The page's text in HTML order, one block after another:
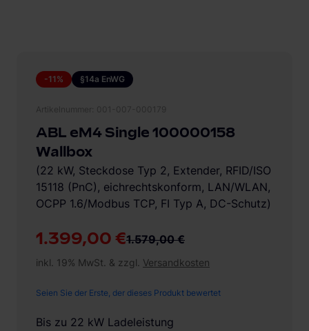
-11% §14a EnWG
1.399,00 €1.579,00 €
inkl. 19% MwSt. & zzgl. Versandkosten
Seien Sie der Erste, der dieses Produkt bewertet
Bis zu 22 kW Ladeleistung
ABL eM4 Single 100000158
Wallbox
(22 kW, Steckdose Typ 2, Extender, RFID/ISO
15118 (PnC), eichrechtskonform, LAN/WLAN,
OCPP 1.6/Modbus TCP, FI Typ A, DC-Schutz)